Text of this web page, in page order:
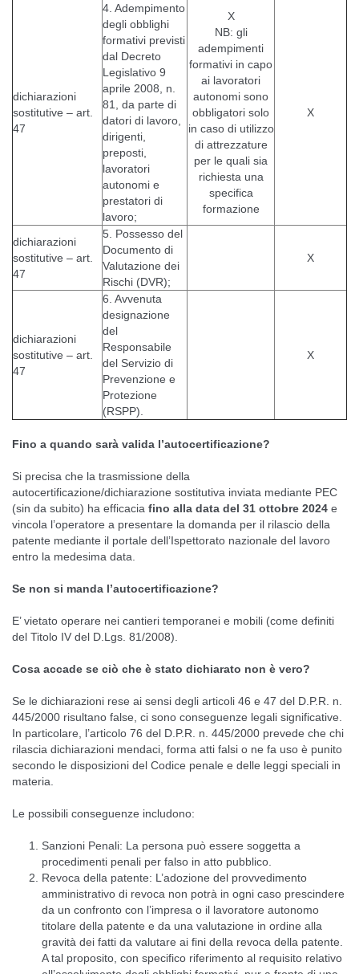
dichiarazioni
sostitutive – art.
47
4. Adempimento
degli obblighi
formativi previsti
dal Decreto
Legislativo 9
aprile 2008, n.
81, da parte di
datori di lavoro,
dirigenti,
preposti,
lavoratori
autonomi e
prestatori di
lavoro;
X
NB: gli
adempimenti
formativi in capo
ai lavoratori
autonomi sono
obbligatori solo
in caso di utilizzo
di attrezzature
per le quali sia
richiesta una
specifica
formazione
X
dichiarazioni
sostitutive – art.
47
5. Possesso del
Documento di
Valutazione dei
Rischi (DVR);
X
dichiarazioni
sostitutive – art.
47
6. Avvenuta
designazione
del
Responsabile
del Servizio di
Prevenzione e
Protezione
(RSPP).
X
Fino a quando sarà valida l’autocertificazione?
Si precisa che la trasmissione della
autocertificazione/dichiarazione sostitutiva inviata mediante PEC
(sin da subito) ha efficacia fino alla data del 31 ottobre 2024 e
vincola l’operatore a presentare la domanda per il rilascio della
patente mediante il portale dell’Ispettorato nazionale del lavoro
entro la medesima data.
Se non si manda l’autocertificazione?
E’ vietato operare nei cantieri temporanei e mobili (come definiti
del Titolo IV del D.Lgs. 81/2008).
Cosa accade se ciò che è stato dichiarato non è vero?
Se le dichiarazioni rese ai sensi degli articoli 46 e 47 del D.P.R. n.
445/2000 risultano false, ci sono conseguenze legali significative.
In particolare, l’articolo 76 del D.P.R. n. 445/2000 prevede che chi
rilascia dichiarazioni mendaci, forma atti falsi o ne fa uso è punito
secondo le disposizioni del Codice penale e delle leggi speciali in
materia.
Le possibili conseguenze includono:
Sanzioni Penali: La persona può essere soggetta a
procedimenti penali per falso in atto pubblico.
Revoca della patente: L’adozione del provvedimento
amministrativo di revoca non potrà in ogni caso prescindere
da un confronto con l’impresa o il lavoratore autonomo
titolare della patente e da una valutazione in ordine alla
gravità dei fatti da valutare ai fini della revoca della patente.
A tal proposito, con specifico riferimento al requisito relativo